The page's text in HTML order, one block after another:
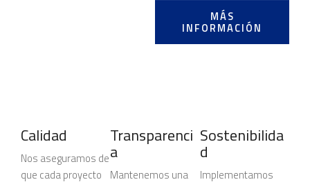
MÁS
INFORMACIÓN
Calidad
Nos aseguramos de
que cada proyecto
Transparenci
a
Mantenemos una
Sostenibilida
d
Implementamos